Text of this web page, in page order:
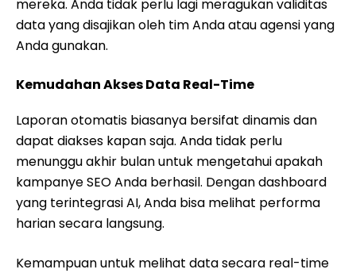
mereka. Anda tidak perlu lagi meragukan validitas
data yang disajikan oleh tim Anda atau agensi yang
Anda gunakan.
Kemudahan Akses Data Real-Time
Laporan otomatis biasanya bersifat dinamis dan
dapat diakses kapan saja. Anda tidak perlu
menunggu akhir bulan untuk mengetahui apakah
kampanye SEO Anda berhasil. Dengan dashboard
yang terintegrasi AI, Anda bisa melihat performa
harian secara langsung.
Kemampuan untuk melihat data secara real-time